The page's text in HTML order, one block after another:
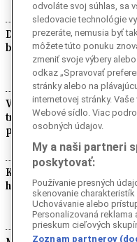
Dodávateľ rýchlostných
by boli z Ruska
Výzva MIRRI
trvala len štyri pracovné
podáva trestné oznámenie
KDH: Podozrenie na ruské
hazardom s bezpečnosťou
odvoláte svoj súhlas, sa
sledovacie technológie
prezeráte, nemusia byť
môžete túto ponuku
zmeniť svoje výbery
odkaz „Spravovať
stránky alebo na
internetovej stránky.
Webové sídlo. Viac
osobných údajov.
My a naši partneri
poskytovať:
Používanie presných
skenovanie
Uchovávanie alebo
Personalizovaná reklama
prieskum cieľových
Zoznam partnerov